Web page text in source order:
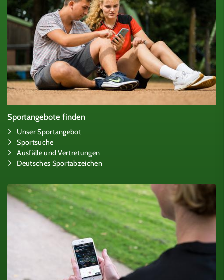
Sportangebote finden
Unser Sportangebot
Sportsuche
Ausfälle und Vertretungen
Deutsches Sportabzeichen